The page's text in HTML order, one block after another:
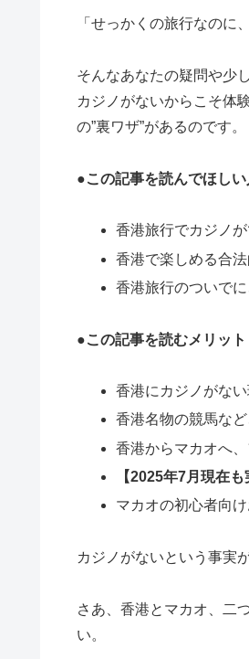
「せっかくの旅行なのに
そんなあなたの疑問や少
カジノがないからこそ体
の”裏ワザ”があるのです。
●この記事を読んでほしい
香港旅行でカジノ
香港で楽しめる合
香港旅行のついで
●この記事を読むメリット
香港にカジノがな
香港名物の競馬な
香港からマカオへ
【2025年7月現在
マカオの初心者向
カジノがないという事実
さあ、香港とマカオ、二
い。